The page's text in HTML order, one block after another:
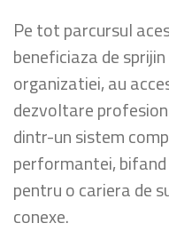
Pe tot parcursul
beneficiaza de
organizatiei, au
dezvoltare
dintr-un sistem
performantei,
pentru o cariera de
conexe.